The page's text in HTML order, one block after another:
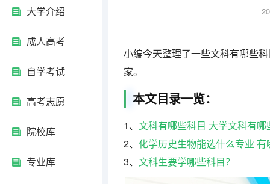
大学介绍
成人高考
自学考试
高考志愿
院校库
专业库
小编今天整理了一些文科有哪些
家。
本文目录一览：
1、 文科有哪些科目 大学文科有哪
2、 化学历史生物能选什么专业 有
3、 文科生要学哪些科目？